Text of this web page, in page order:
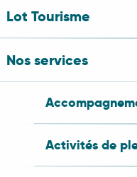
Lot Tourisme
Nos services
Activités de